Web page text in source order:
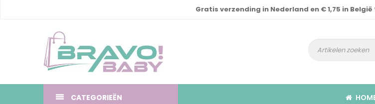
Gratis verzending in Nederland en € 1,75 in België
CATEGORIEËN